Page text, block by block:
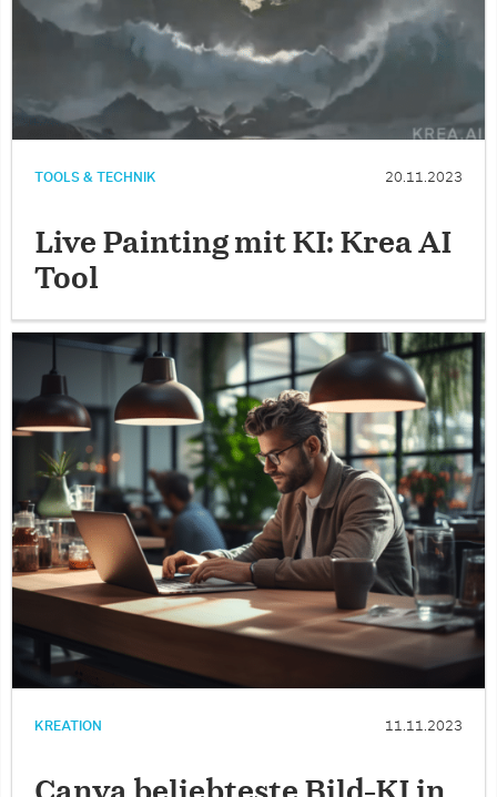
TOOLS & TECHNIK 20.11.2023
Live Painting mit KI: Krea AI
Tool
KREATION 11.11.2023